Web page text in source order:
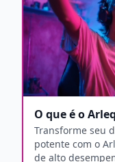
O que é o
Transforme seu
potente com o
de alto